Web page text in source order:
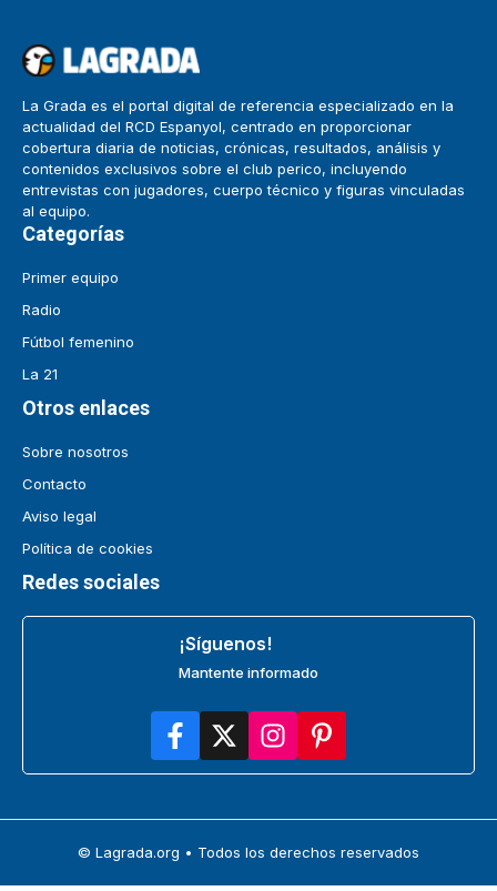
La Grada es el portal digital de referencia especializado en la
actualidad del RCD Espanyol, centrado en proporcionar
cobertura diaria de noticias, crónicas, resultados, análisis y
contenidos exclusivos sobre el club perico, incluyendo
entrevistas con jugadores, cuerpo técnico y figuras vinculadas
al equipo.
Categorías
Primer equipo
Radio
Fútbol femenino
La 21
Otros enlaces
Sobre nosotros
Contacto
Aviso legal
Política de cookies
Redes sociales
¡Síguenos!
Mantente informado
© Lagrada.org • Todos los derechos reservados